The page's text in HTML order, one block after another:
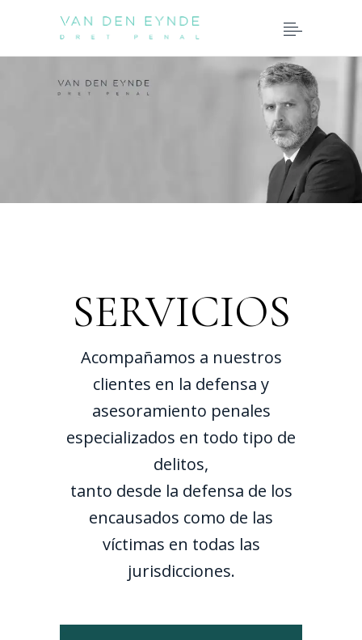
SERVICIOS
Acompañamos a nuestros
clientes en la defensa y
asesoramiento penales
especializados en todo tipo de
delitos,
tanto desde la defensa de los
encausados como de las
víctimas en todas las
jurisdicciones.